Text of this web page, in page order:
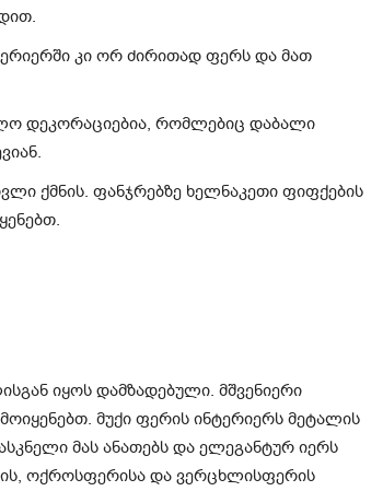
კი ორ ძირითად ფერს და მათ
დეკორაციებია, რომლებიც დაბალი
ქმნის. ფანჯრებზე ხელნაკეთი ფიფქების
იყოს დამზადებული. მშვენიერი
მუქი ფერის ინტერიერს მეტალის
მას ანათებს და ელეგანტურ იერს
ოქროსფერისა და ვერცხლისფერის